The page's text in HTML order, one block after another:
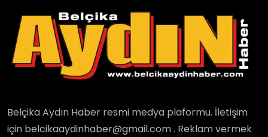
Belçika Aydın Haber resmi medya plaformu. İletişim
için belcikaaydinhaber@gmail.com . Reklam vermek